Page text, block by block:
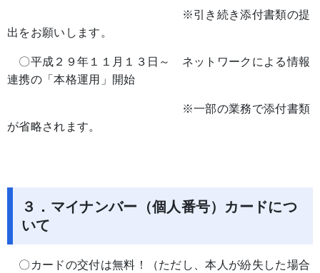
※引き続き添付書類の提
出をお願いします。
〇平成２９年１１月１３日～ ネットワークによる情報
連携の「本格運用」開始
※一部の業務で添付書類
が省略されます。
３．マイナンバー（個人番号）カードにつ
いて
〇カードの交付は無料！（ただし、本人が紛失した場合